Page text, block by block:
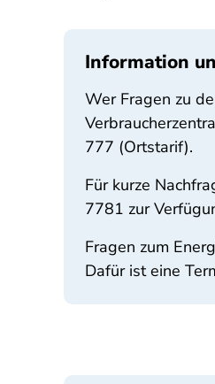
Information
Wer Fragen zu
777 (Ortstarif).
Für kurze
7781 zur
Fragen zum
Dafür ist eine